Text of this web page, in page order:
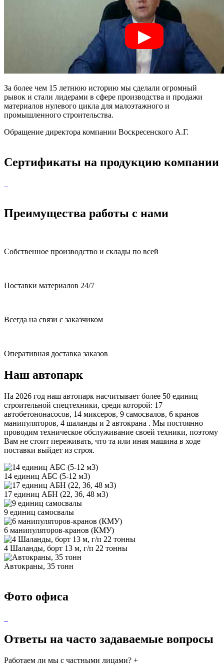
За более чем 15 летнюю историю мы сделали огромный
рывок и стали лидерами в сфере производства и продажи
материалов нулевого цикла для малоэтажного и
промышленного строительства.
Обращение директора компании Воскресенского А.Г.
Сертификаты на продукцию компании
Преимущества работы с нами
Собственное производство и склады по всей
Поставки материалов 24/7
Всегда на связи с заказчиком
Оперативная доставка заказов
Наш автопарк
На 2026 год наш автопарк насчитывает более 50 единиц
строительной спецтехники, среди которой: 17
автобетононасосов, 14 миксеров, 9 самосвалов, 6 кранов
манипуляторов, 4 шаланды и 2 автокрана . Мы постоянно
проводим техническое обслуживание своей техники, поэтому
Вам не стоит переживать, что та или иная машина в ходе
поставки выйдет из строя.
14 единиц АБС (5-12 м3)
17 единиц АБН (22, 36, 48 м3)
9 единиц самосвалы
6 манипуляторов-кранов (КМУ)
4 Шаланды, борт 13 м, г/п 22 тонны
Автокраны, 35 тонн
Фото офиса
Ответы на часто задаваемые вопросы
Работаем ли мы с частными лицами? +